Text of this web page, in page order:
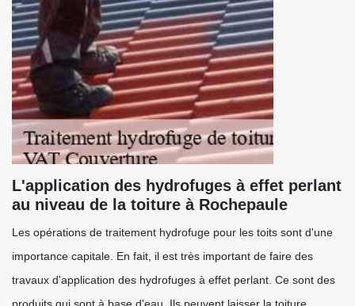
L'application des hydrofuges à effet perlant
au niveau de la toiture à Rochepaule
Les opérations de traitement hydrofuge pour les toits sont d'une
importance capitale. En fait, il est très important de faire des
travaux d'application des hydrofuges à effet perlant. Ce sont des